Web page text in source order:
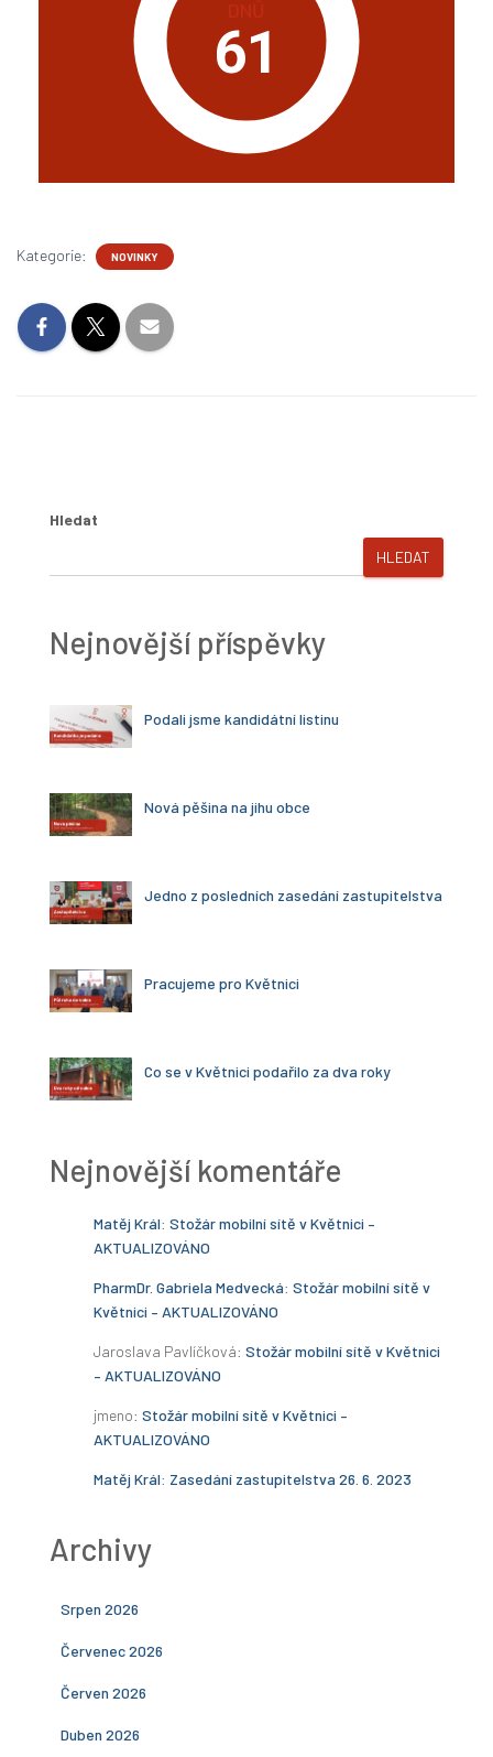
61
Kategorie: NOVINKY
Hledat
HLEDAT
Nejnovější příspěvky
Podali jsme kandidátní listinu
Nová pěšina na jihu obce
Jedno z posledních zasedání zastupitelstva
Pracujeme pro Květnici
Co se v Květnici podařilo za dva roky
Nejnovější komentáře
Matěj Král: Stožár mobilní sítě v Květnici –
AKTUALIZOVÁNO
PharmDr. Gabriela Medvecká: Stožár mobilní sítě v
Květnici – AKTUALIZOVÁNO
Jaroslava Pavlíčková: Stožár mobilní sítě v Květnici
– AKTUALIZOVÁNO
jmeno: Stožár mobilní sítě v Květnici –
AKTUALIZOVÁNO
Matěj Král: Zasedání zastupitelstva 26. 6. 2023
Archivy
Srpen 2026
Červenec 2026
Červen 2026
Duben 2026